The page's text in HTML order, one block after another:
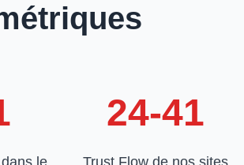
le
24-41
Trust Flow de nos sites